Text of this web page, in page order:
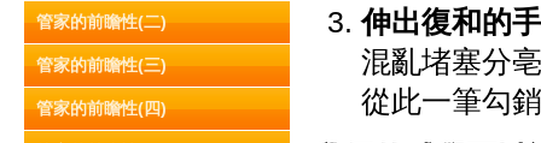
管家的前瞻性(二)
管家的前瞻性(三)
管家的前瞻性(四)
伸出復和的
混亂堵塞分
從此一筆勾